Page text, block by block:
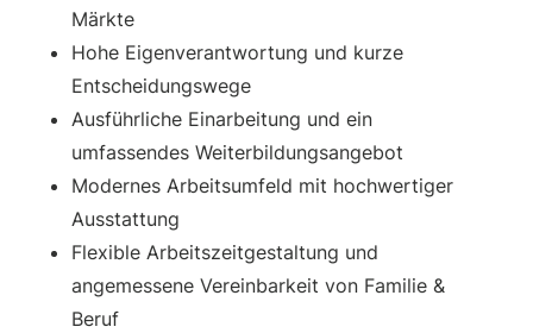
Märkte
Hohe Eigenverantwortung und kurze
Entscheidungswege
Ausführliche Einarbeitung und ein
umfassendes Weiterbildungsangebot
Modernes Arbeitsumfeld mit hochwertiger
Ausstattung
Flexible Arbeitszeitgestaltung und
angemessene Vereinbarkeit von Familie &
Beruf